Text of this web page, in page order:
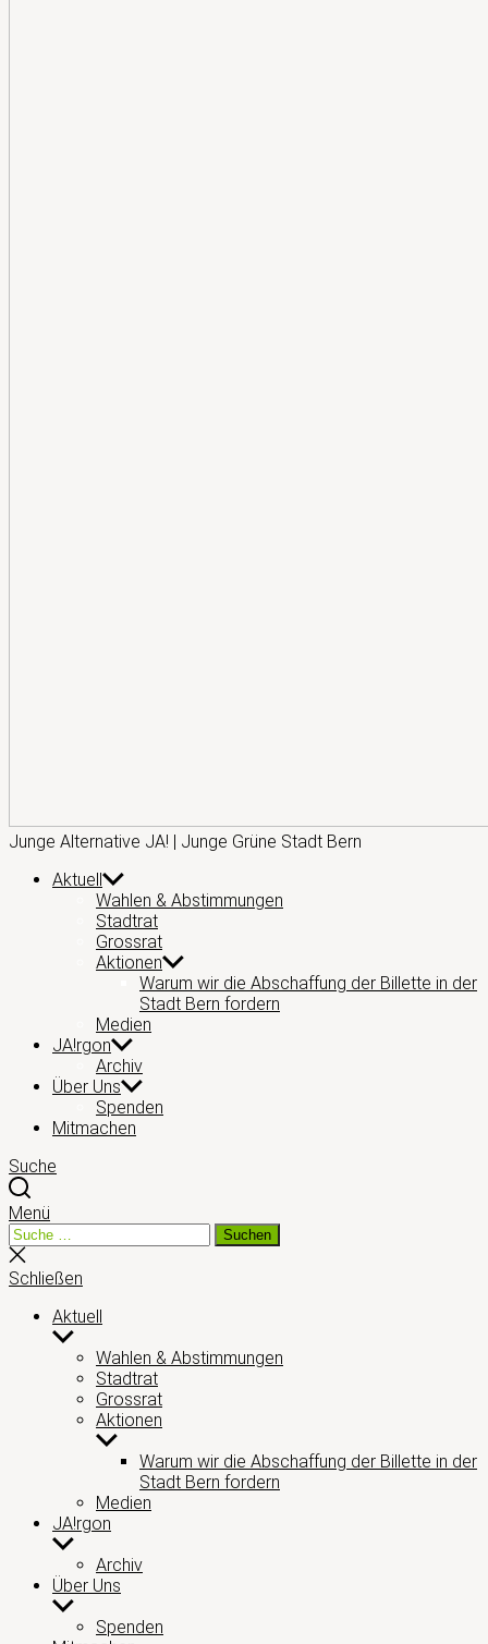
Junge
Junge Alternative JA! | Junge Grüne Stadt Bern
Aktuell
Wahlen & Abstimmungen
Stadtrat
Grossrat
Aktionen
Warum wir die Abschaffung der Billette in der
Stadt Bern fordern
Medien
JA!rgon
Archiv
Über Uns
Spenden
Mitmachen
Suche
Menü
Suche
nach:
Suchen
Suche
schließen
Schließen
Aktuell
Untermenü
anzeigenWahlen & Abstimmungen
Stadtrat
Grossrat
Aktionen
Untermenü
anzeigenWarum wir die Abschaffung der Billette in der
Stadt Bern fordern
Medien
JA!rgon
Untermenü
anzeigenArchiv
Über Uns
Untermenü
anzeigenSpenden